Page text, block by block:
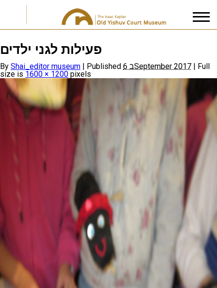
פעילות לגני ילדים
By Shai_editor museum | Published 6 בSeptember 2017 | Full
size is 1600 × 1200 pixels